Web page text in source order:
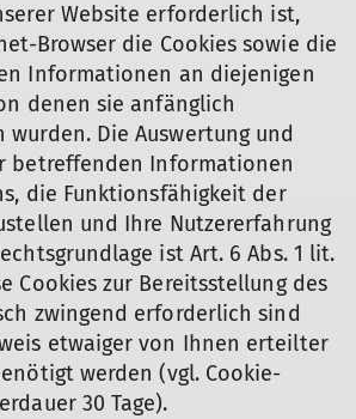
Website erforderlich ist,
Browser die Cookies sowie die
Informationen an diejenigen
denen sie anfänglich
Die Auswertung und
betreffenden Informationen
die Funktionsfähigkeit der
und Ihre Nutzererfahrung
ist Art. 6 Abs. 1 lit.
Cookies zur Bereitsstellung des
zwingend erforderlich sind
etwaiger von Ihnen erteilter
werden (vgl. Cookie-
30 Tage).